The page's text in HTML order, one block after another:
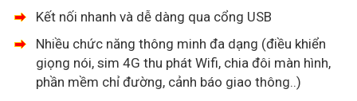
Kết nối nhanh và dễ dàng qua cổng USB
Nhiều chức năng thông minh đa dạng (điều khiển
giọng nói, sim 4G thu phát Wifi, chia đôi màn hình,
phần mềm chỉ đường, cảnh báo giao thông..)